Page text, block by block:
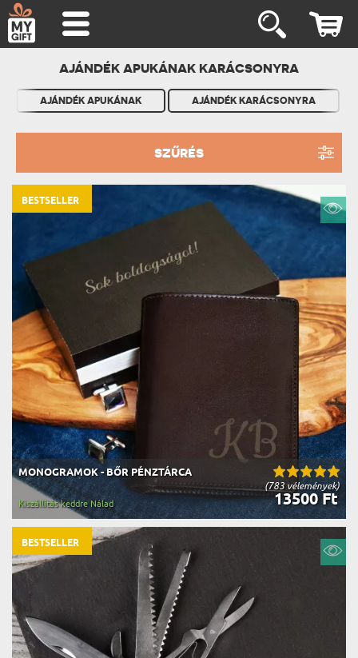
AJÁNDÉK APUKÁNAK KARÁCSONYRA
AJÁNDÉK APUKÁNAK AJÁNDÉK KARÁCSONYRA
SZŰRÉS
(783 vélemények)
MONOGRAMOK - BŐR PÉNZTÁRCA
13500 Ft
Kiszállítás keddre Nálad
BESTSELLER
BESTSELLER